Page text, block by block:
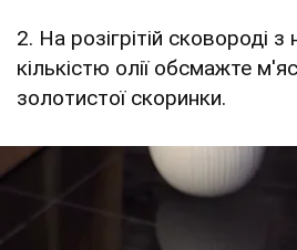
2. На розігрітій сковороді
кількістю олії обсмажте
золотистої скоринки.